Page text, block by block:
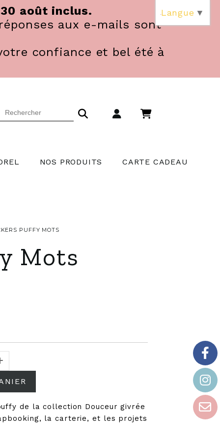
août inclus.
aux e-mails sont
confiance et bel été à
NOS PRODUITS CARTE CADEAU
PUFFY MOTS
Mots
de la collection Douceur givrée
la carterie, et les projets
Langue ▼